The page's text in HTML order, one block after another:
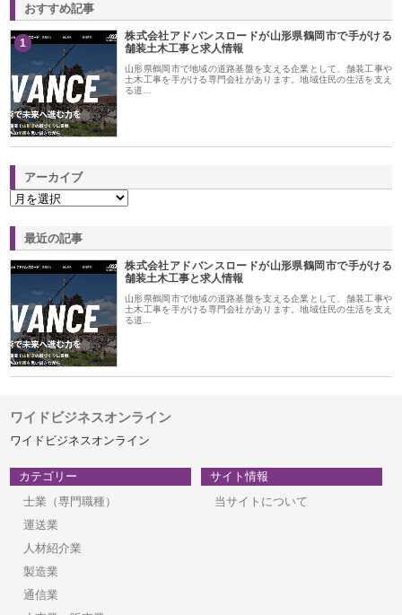
おすすめ記事
1
株式会社アドバンスロードが山形県鶴岡市で手がける
舗装土木工事と求人情報
山形県鶴岡市で地域の道路基盤を支える企業として、舗装工事や
土木工事を手がける専門会社があります。地域住民の生活を支え
る道…
アーカイブ
最近の記事
株式会社アドバンスロードが山形県鶴岡市で手がける
舗装土木工事と求人情報
山形県鶴岡市で地域の道路基盤を支える企業として、舗装工事や
土木工事を手がける専門会社があります。地域住民の生活を支え
る道…
ワイドビジネスオンライン
ワイドビジネスオンライン
カテゴリー
士業（専門職種）
運送業
人材紹介業
製造業
通信業
サイト情報
当サイトについて